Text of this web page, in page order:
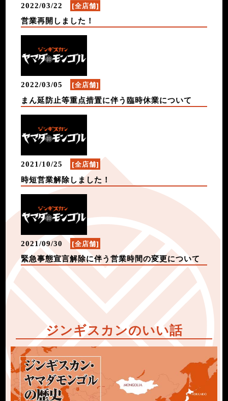
2022/03/22 [全店舗]
営業再開しました！
2022/03/05 [全店舗]
まん延防止等重点措置に伴う臨時休業について
2021/10/25 [全店舗]
時短営業解除しました！
2021/09/30 [全店舗]
緊急事態宣言解除に伴う営業時間の変更について
ジンギスカンのいい話